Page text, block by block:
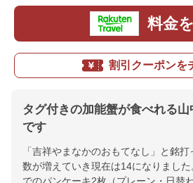
料金
割引クーポンを
タグ付きの加能蟹が食べれる
です
「吉祥やまなかのおもてなし」と銘打
数が増えていき現在は14になりまし